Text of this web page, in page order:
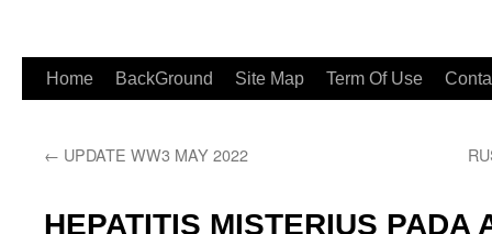
Home BackGround Site Map Term Of Use
← UPDATE WW3 MAY 2022
HEPATITIS MISTERIUS PADA